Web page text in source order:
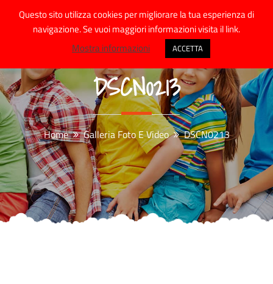
DSCN0213
Home Galleria Foto E Video DSCN0213
Questo sito utilizza cookies per migliorare la tua esperienza di
navigazione. Se vuoi maggiori informazioni visita il link.
Mostra informazioni
ACCETTA